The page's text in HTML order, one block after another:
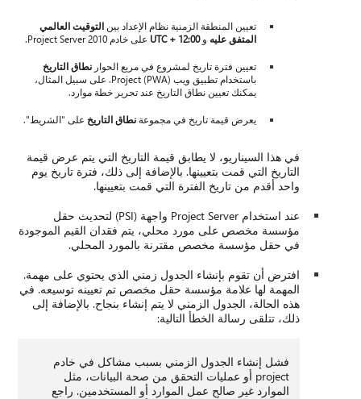
التوقيت العالمي
على "الشريط".
التي يتم عرض قيمة
ذلك، فترة تاريخ يوم
عند استخدام Project Server واجهة (PSI) لتحديث حقل
القيم الموجودة
يحتوي على مهمة.
تعيينه توسيعه. في
بنجاح. بالإضافة إلى
في خادم
راجع